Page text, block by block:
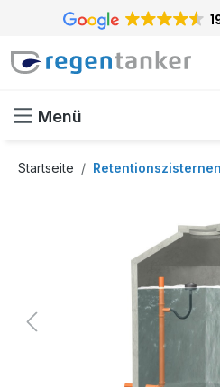
springen
Menü
Startseite Retentionszisternen